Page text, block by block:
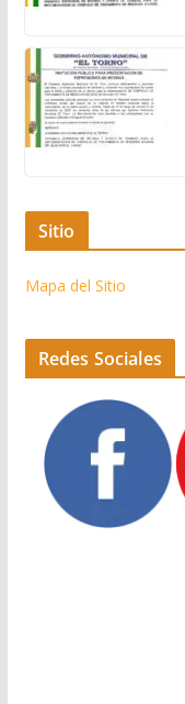
Sitio
Mapa del Sitio
Redes Sociales